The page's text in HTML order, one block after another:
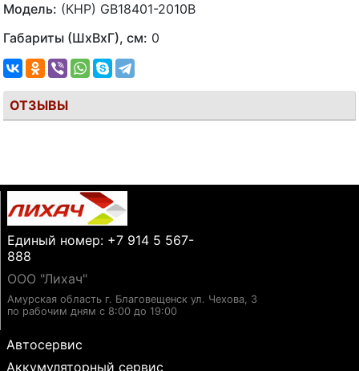
Модель: (КНР) GB18401-2010B
Габариты (ШхВхГ), см: 0
ОТЗЫВЫ
Единый номер: +7 914 5 567-
888
ООО "Лихач"
Амурская область г. Благовещенск ул. Чехова, 3
по рабочим дням с 8:00 до 19:00
Автосервис
Аккумуляторный сервис